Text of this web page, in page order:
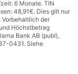
6 Monate. TIN
48,91€. Dies gilt nur
Vorbehaltlich der
Höchstbetrag
Bank AB (publ),
0431. Siehe